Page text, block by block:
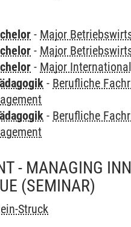
- Major
- Major
- Major
- Berufliche
- Berufliche
- MANAGING
(SEMINAR)
Struck